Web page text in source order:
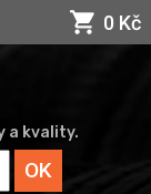
0 Kč
a kvality.